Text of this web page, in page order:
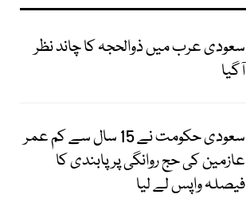
سعودی عرب میں ذوالحجہ کا چاند نظر
آگیا
سعودی حکومت نے 15 سال سے کم عمر
عازمین کی حج روانگی پر پابندی کا
فیصلہ واپس لے لیا